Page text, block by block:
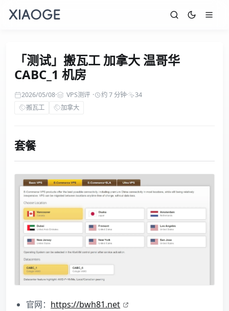
「测试」搬瓦工 加拿大 温哥华
CABC_1 机房
2026/05/08· VPS测评 · 约 7 分钟·
34
搬瓦工
加拿大
套餐
官网： https://bwh81.net